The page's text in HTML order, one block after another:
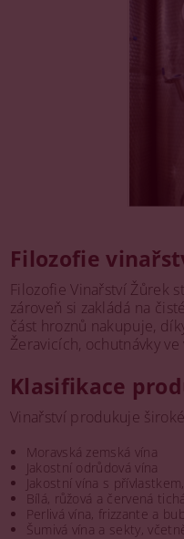
Filozofie
Filozofie Vinařství Žůrek
zároveň si zakládá na
část hroznů nakupuje,
Žeravicích, ochutnávky
Klasifikace
Vinařství produkuje
Moravská zemská vína
Jakostní odrůdová vína
Jakostní vína s
Bílá, růžová a červená
Perlivá vína, frizzante a
Šumivá vína a sekty,